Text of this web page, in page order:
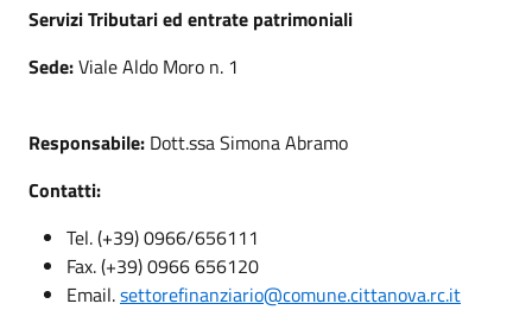
Servizi Tributari ed entrate patrimoniali
Sede:Viale Aldo Moro n. 1
Responsabile: Dott.ssa Simona Abramo
Contatti:
Tel. (+39) 0966/656111
Fax. (+39) 0966 656120
Email.settorefinanziario@comune.cittanova.rc.it